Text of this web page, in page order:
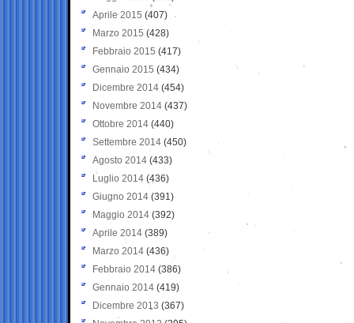
Aprile 2015 (407)
Marzo 2015 (428)
Febbraio 2015 (417)
Gennaio 2015 (434)
Dicembre 2014 (454)
Novembre 2014 (437)
Ottobre 2014 (440)
Settembre 2014 (450)
Agosto 2014 (433)
Luglio 2014 (436)
Giugno 2014 (391)
Maggio 2014 (392)
Aprile 2014 (389)
Marzo 2014 (436)
Febbraio 2014 (386)
Gennaio 2014 (419)
Dicembre 2013 (367)